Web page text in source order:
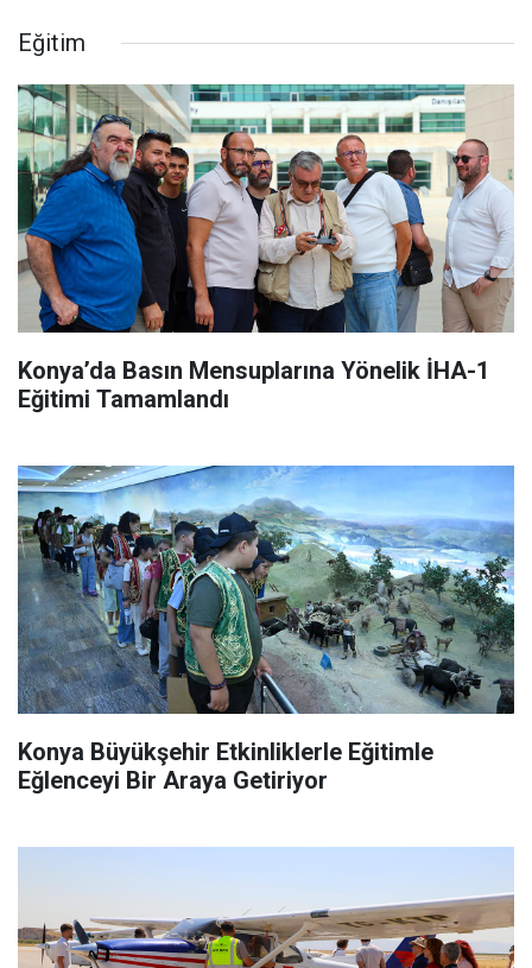
Eğitim
Konya’da Basın Mensuplarına Yönelik İHA-1
Eğitimi Tamamlandı
Konya Büyükşehir Etkinliklerle Eğitimle
Eğlenceyi Bir Araya Getiriyor